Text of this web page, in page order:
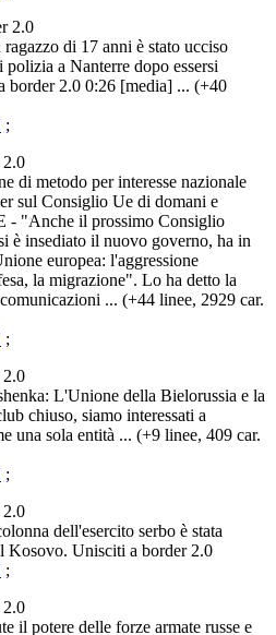
2.0
di 17 anni è stato ucciso
polizia a Nanterre dopo essersi
border 2.0 0:26 [media] ... (+40
;
di metodo per interesse nazionale
sul Consiglio Ue di domani e
- "Anche il prossimo Consiglio
è insediato il nuovo governo, ha in
europea: l'aggressione
la migrazione". Lo ha detto la
... (+44 linee, 2929 car.
;
L'Unione della Bielorussia e la
chiuso, siamo interessati a
una sola entità ... (+9 linee, 409 car.
;
dell'esercito serbo è stata
Kosovo. Unisciti a border 2.0
;
il potere delle forze armate russe e